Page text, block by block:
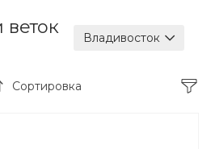
веток
Владивосток
Сортировка